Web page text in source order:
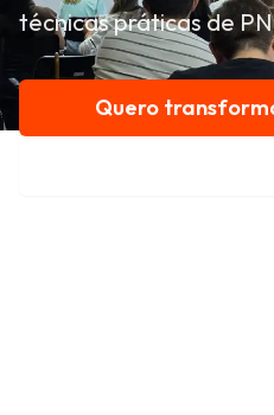
técnicas práticas de
Quero